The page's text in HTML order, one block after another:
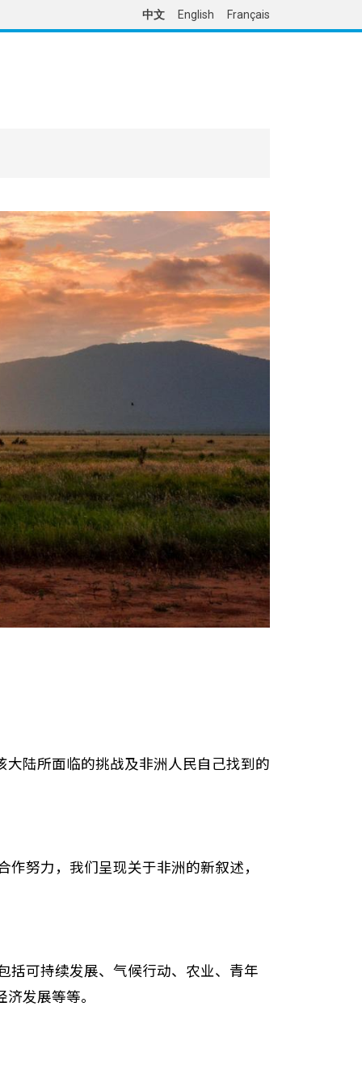
中文 English Français
陆所面临的挑战及非洲人民自己找到的
努力，我们呈现关于非洲的新叙述，
括可持续发展、气候行动、农业、青年
发展等等。